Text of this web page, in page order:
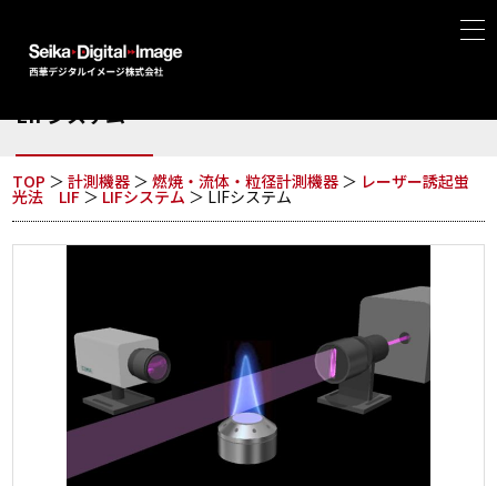
LIFシステム
TOP ＞計測機器 ＞燃焼・流体・粒径計測機器 ＞ レーザー誘起蛍
光法 LIF ＞ LIFシステム ＞ LIFシステム